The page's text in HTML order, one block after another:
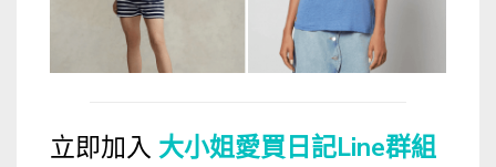
立即加入 大小姐愛買日記Line群組